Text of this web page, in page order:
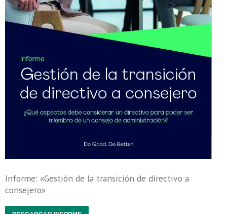
Informe: «Gestión de la transición de directivo a
consejero»